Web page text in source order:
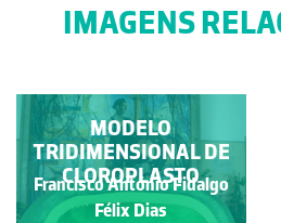
IMAGENS
LESMA DO MAR
Sara Carina Jardim Tomé
MODELO
TRIDIMENSIONAL DE
CLOROPLASTO
Francisco António Fidalgo
Félix Dias